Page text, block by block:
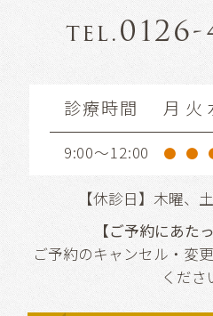
tel.
診療時間 月 火
9:00～12:00 ● ●
【休診日】木曜、
【ご予約にあた
ご予約のキャンセル・変
くださ